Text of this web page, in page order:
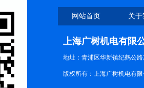
网站首页 关
上海广树机电有限
地址：青浦区华新镇纪鹤公路
版权所有：上海广树机电有